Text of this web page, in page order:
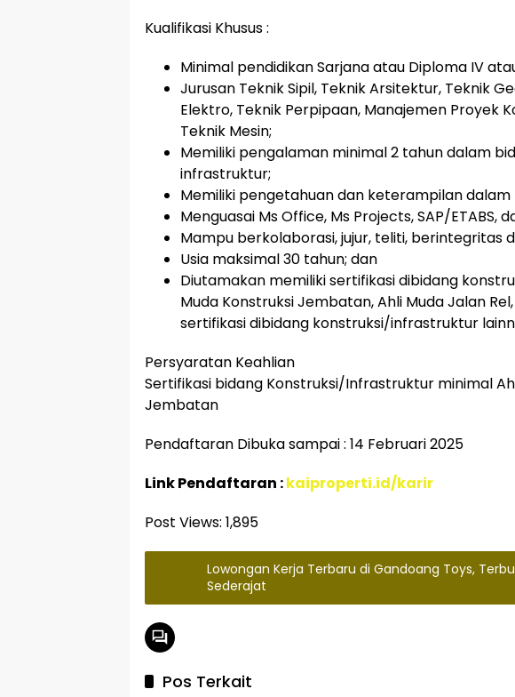
Kualifikasi Khusus :
Minimal pendidikan Sarjana atau Diploma IV
Jurusan Teknik Sipil, Teknik Arsitektur, Teknik
Elektro, Teknik Perpipaan, Manajemen Proyek
Teknik Mesin;
Memiliki pengalaman minimal 2 tahun dalam
infrastruktur;
Memiliki pengetahuan dan keterampilan
Menguasai Ms Office, Ms Projects, SAP/ETABS,
Mampu berkolaborasi, jujur, teliti, berintegritas
Usia maksimal 30 tahun; dan
Diutamakan memiliki sertifikasi dibidang
Muda Konstruksi Jembatan, Ahli Muda Jalan
sertifikasi dibidang konstruksi/infrastruktur
Persyaratan Keahlian
Sertifikasi bidang Konstruksi/Infrastruktur minimal
Jembatan
Pendaftaran Dibuka sampai : 14 Februari 2025
Link Pendaftaran :kaiproperti.id/karir
Post Views: 1,895
Lowongan Kerja Terbaru di Gandoang Toys,
Sederajat
Pos Terkait
jakarta